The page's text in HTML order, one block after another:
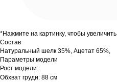
*Нажмите на картинку, чтобы увеличить
Состав
Натуральный шелк 35%, Ацетат 65%,
Параметры модели
Рост модели:
Обхват груди: 88 см